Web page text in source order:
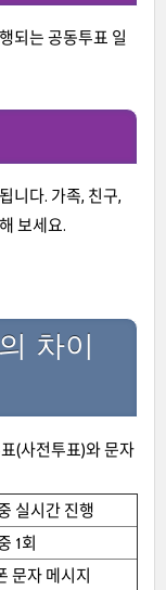
되는 공동투표 일
니다. 가족, 친구,
보세요.
차이
(사전투표)와 문자
실시간 진행
1회
문자 메시지